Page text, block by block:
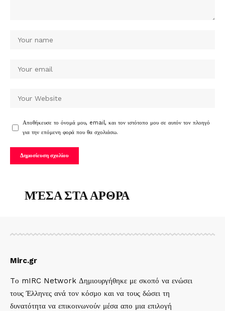
Αποθήκευσε το όνομά μου, email, και τον ιστότοπο μου σε αυτόν τον πλοηγό
για την επόμενη φορά που θα σχολιάσω.
ΜΈΣΑ ΣΤΑ ΑΡΘΡΑ
Mirc.gr
Tο mIRC Network Δημιουργήθηκε με σκοπό να ενώσει
τους Έλληνες ανά τον κόσμο και να τους δώσει τη
δυνατότητα να επικοινωνούν μέσα απο μια επιλογή